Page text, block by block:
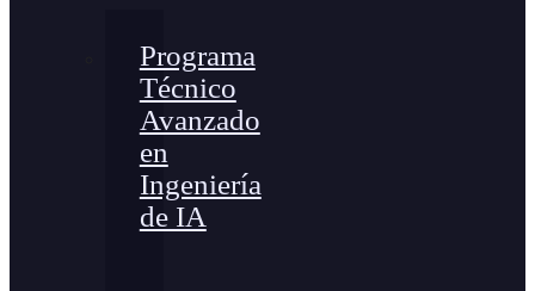
Programa
Técnico
Avanzado
en
Ingeniería
de IA